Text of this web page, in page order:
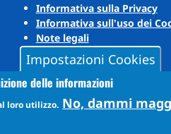
Informativa sulla Privacy
Informativa sull'uso dei
Note legali
Impostazioni Cookies
delle informazioni
loro utilizzo. No, dammi